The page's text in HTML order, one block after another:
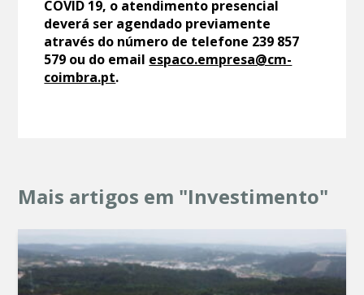
COVID 19, o atendimento presencial
deverá ser agendado previamente
através do número de telefone 239 857
579 ou do email espaco.empresa@cm-
coimbra.pt.
Mais artigos em "Investimento"